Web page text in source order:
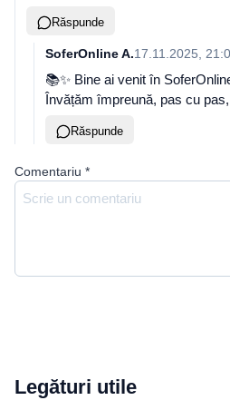
Răspunde
SoferOnline A.17.11.2025,
📚✨ Bine ai venit în
Învățăm împreună, pas cu
Răspunde
Comentariu *
Legături utile